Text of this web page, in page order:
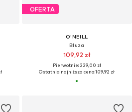
OFERTA
O'NEILL
Bluza
109,92 zł
Pierwotnie: 229,00 zł
Ostatnia najniższa cena:109,92 zł